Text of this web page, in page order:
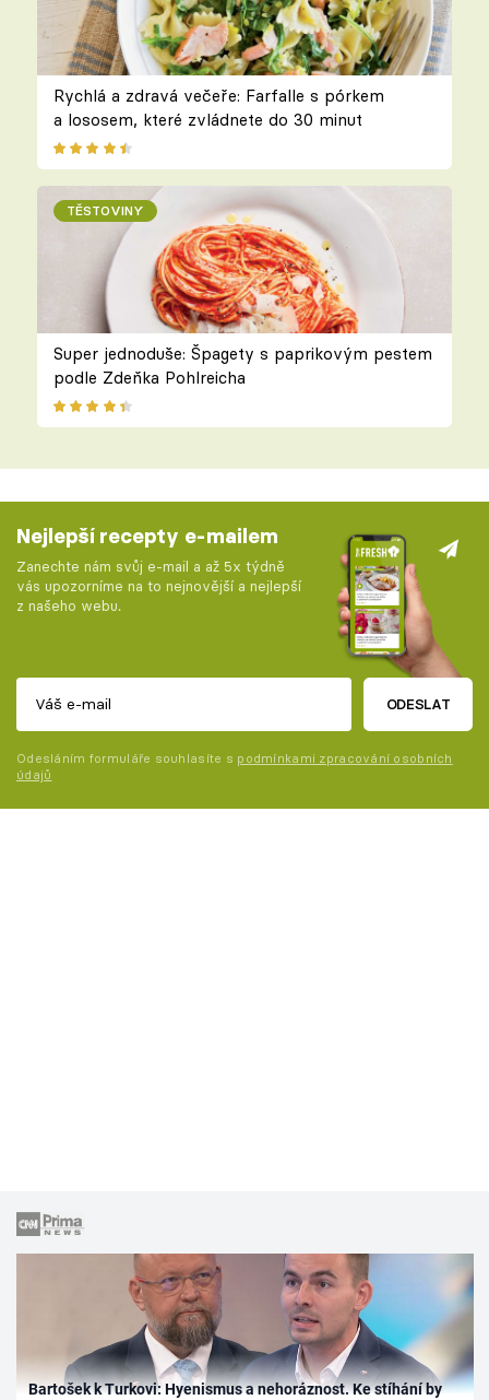
Rychlá a zdravá večeře: Farfalle s pórkem
a lososem, které zvládnete do 30 minut
TĚSTOVINY
Super jednoduše: Špagety s paprikovým pestem
podle Zdeňka Pohlreicha
Nejlepší recepty e-mailem
Zanechte nám svůj e-mail a až 5x týdně
vás upozorníme na to nejnovější a nejlepší
z našeho webu.
ODESLAT
Odesláním formuláře souhlasíte s podmínkami zpracování osobních
údajů
Bartošek k Turkovi: Hyenismus a nehoráznost. Ke stíhání by